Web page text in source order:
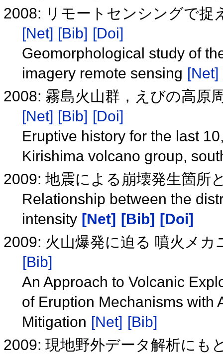
2008: リモートセンシングで捉
[Net] [Bib] [Doi]
Geomorphological study of
imagery remote sensing [Net]
2008: 霧島火山群，えびの高原
[Net] [Bib] [Doi]
Eruptive history for the last
Kirishima volcano group,
2009: 地震による崩壊発生箇所
Relationship between the
intensity [Net] [Bib]
[Doi]
2009: 火山爆発に迫る 噴火メ
[Bib]
An Approach to Volcanic
of Eruption Mechanisms with
Mitigation [Net] [Bib]
2009: 現地野外データ解析にも